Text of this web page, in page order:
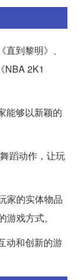
到黎明》、
NBA 2K1
能够以新颖的
蹈动作，让玩
家的实体物品
戏方式。
动和创新的游